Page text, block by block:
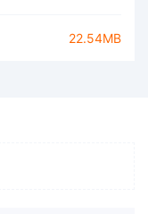
22.54MB